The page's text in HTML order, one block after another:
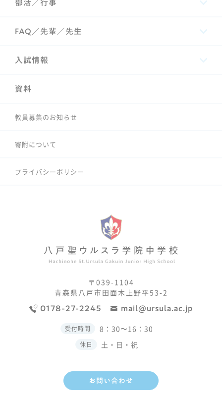
部活／行事
FAQ／先輩／先生
入試情報
資料
教員募集のお知らせ
寄附について
プライバシーポリシー
〒039-1104
青森県八戸市田面木上野平53-2
0178-27-2245 mail@ursula.ac.jp
受付時間 8：30〜16：30
休日 土・日・祝
お問い合わせ